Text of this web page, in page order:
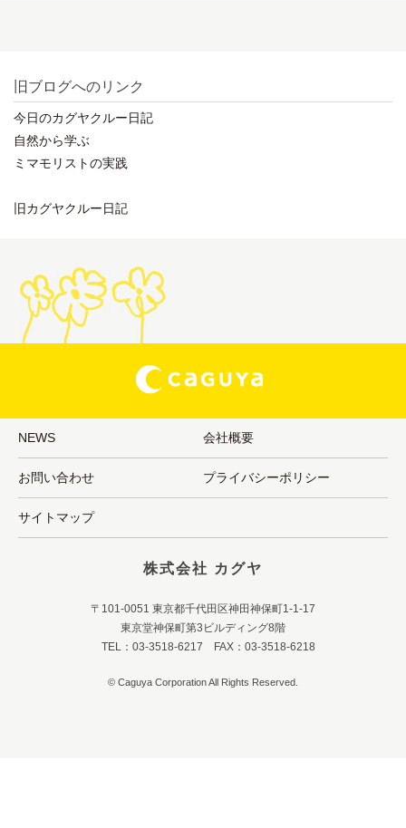
旧ブログへのリンク
今日のカグヤクルー日記
自然から学ぶ
ミマモリストの実践
旧カグヤクルー日記
NEWS 会社概要
お問い合わせ プライバシーポリシー
サイトマップ
株式会社 カグヤ
〒101-0051 東京都千代田区神田神保町1-1-17
東京堂神保町第3ビルディング8階
TEL：03-3518-6217 FAX：03-3518-6218
© Caguya Corporation All Rights Reserved.